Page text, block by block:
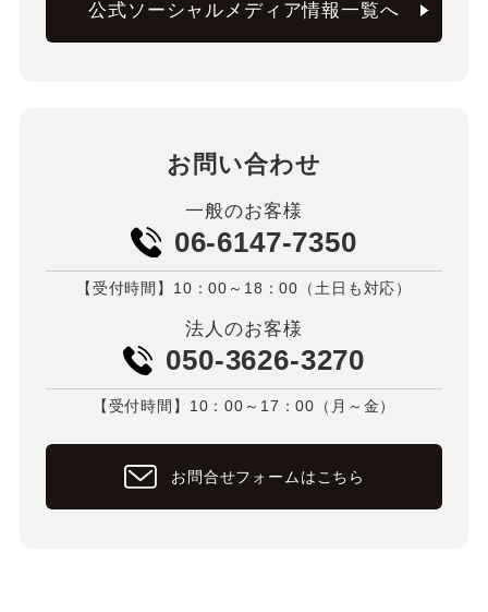
公式ソーシャルメディア情報一覧へ
お問い合わせ
一般のお客様
06-6147-7350
【受付時間】10：00～18：00（土日も対応）
法人のお客様
050-3626-3270
【受付時間】10：00～17：00（月～金）
お問合せフォームはこちら